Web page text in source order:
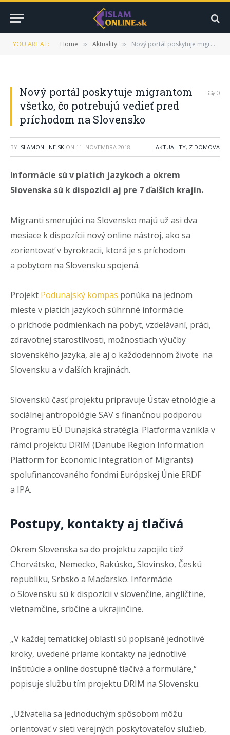
YOU ARE AT: Home » Aktuality » Nový portál poskytuje migrantom všetko, čo potrebujú vedieť pred príchodom na Slovensko
Nový portál poskytuje migrantom
všetko, čo potrebujú vedieť pred
príchodom na Slovensko
0
BY ISLAMONLINE.SK ON 11. NOVEMBRA 2018 AKTUALITY, Z DOMOVA
Informácie sú v piatich jazykoch a okrem
Slovenska sú k dispozícii aj pre 7 ďalších krajín.
Migranti smerujúci na Slovensko majú už asi dva
mesiace k dispozícii nový online nástroj, ako sa
zorientovať v byrokracii, ktorá je s príchodom
a pobytom na Slovensku spojená.
Projekt Podunajský kompas ponúka na jednom
mieste v piatich jazykoch súhrnné informácie
o príchode podmienkach na pobyt, vzdelávaní, práci,
zdravotnej starostlivosti, možnostiach výučby
slovenského jazyka, ale aj o každodennom živote na
Slovensku a v ďalších krajinách.
Slovenskú časť projektu pripravuje Ústav etnológie a
sociálnej antropológie SAV s finančnou podporou
Programu EÚ Dunajská stratégia. Platforma vznikla v
rámci projektu DRIM (Danube Region Information
Platform for Economic Integration of Migrants)
spolufinancovaného fondmi Európskej Únie ERDF
a IPA.
Postupy, kontakty aj tlačivá
Okrem Slovenska sa do projektu zapojilo tiež
Chorvátsko, Nemecko, Rakúsko, Slovinsko, Českú
republiku, Srbsko a Maďarsko. Informácie
o Slovensku sú k dispozícii v slovenčine, angličtine,
vietnamčine, srbčine a ukrajinčine.
„V každej tematickej oblasti sú popísané jednotlivé
kroky, uvedené priame kontakty na jednotlivé
inštitúcie a online dostupné tlačivá a formuláre,“
popisuje službu tím projektu DRIM na Slovensku.
„Užívatelia sa jednoduchým spôsobom môžu
orientovať v sieti verejných poskytovateľov služieb,